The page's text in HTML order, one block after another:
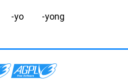
-yo -yong